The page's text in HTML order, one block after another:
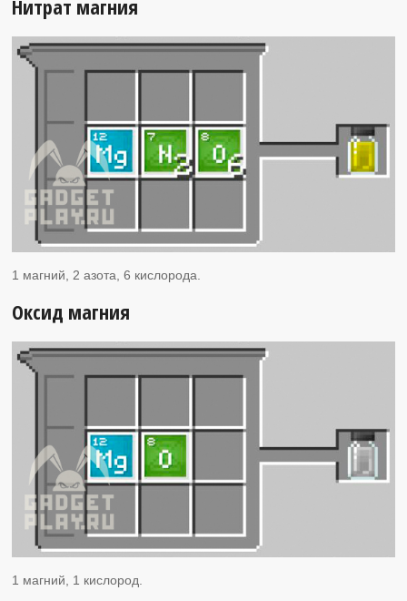
Нитрат магния
1 магний, 2 азота, 6 кислорода.
Оксид магния
1 магний, 1 кислород.